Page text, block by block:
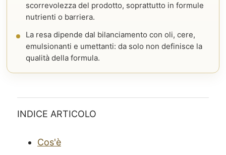
scorrevolezza del prodotto, soprattutto in formule
nutrienti o barriera.
La resa dipende dal bilanciamento con oli, cere,
emulsionanti e umettanti: da solo non definisce la
qualità della formula.
INDICE ARTICOLO
Cos'è